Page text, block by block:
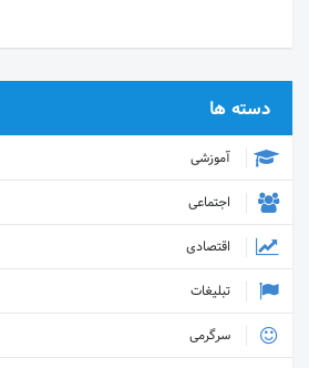
دسته ها
آموزشی
اجتماعی
اقتصادی
تبلیغات
سرگرمی